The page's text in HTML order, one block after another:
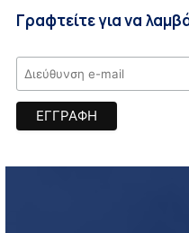
Γραφτείτε για να